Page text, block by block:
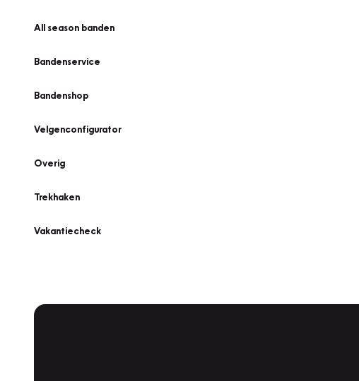
All season banden
Bandenservice
Bandenshop
Velgenconfigurator
Overig
Trekhaken
Vakantiecheck